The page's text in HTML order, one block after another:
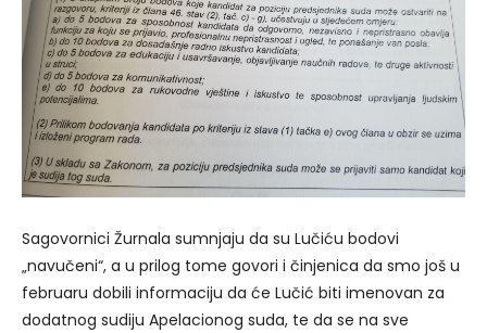
Sagovornici Žurnala sumnjaju da su Lučiću bodovi
„navučeni“, a u prilog tome govori i činjenica da smo još u
februaru dobili informaciju da će Lučić biti imenovan za
dodatnog sudiju Apelacionog suda, te da se na sve